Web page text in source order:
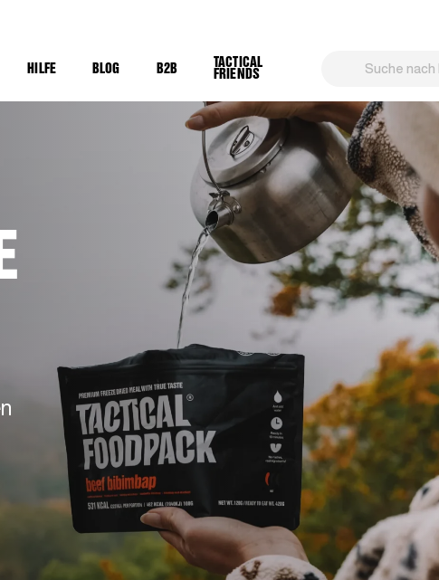
HILFE BLOG B2B TACTICAL
FRIENDS